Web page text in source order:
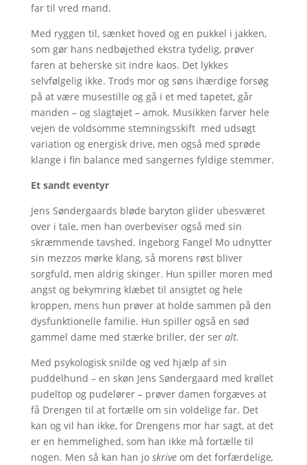
far til vred mand.
Med ryggen til, sænket hoved og en pukkel i jakken,
som gør hans nedbøjethed ekstra tydelig, prøver
faren at beherske sit indre kaos. Det lykkes
selvfølgelig ikke. Trods mor og søns ihærdige forsøg
på at være musestille og gå i et med tapetet, går
manden – og slagtøjet – amok. Musikken farver hele
vejen de voldsomme stemningsskift med udsøgt
variation og energisk drive, men også med sprøde
klange i fin balance med sangernes fyldige stemmer.
Et sandt eventyr
Jens Søndergaards bløde baryton glider ubesværet
over i tale, men han overbeviser også med sin
skræmmende tavshed. Ingeborg Fangel Mo udnytter
sin mezzos mørke klang, så morens røst bliver
sorgfuld, men aldrig skinger. Hun spiller moren med
angst og bekymring klæbet til ansigtet og hele
kroppen, mens hun prøver at holde sammen på den
dysfunktionelle familie. Hun spiller også en sød
gammel dame med stærke briller, der ser alt.
Med psykologisk snilde og ved hjælp af sin
puddelhund – en skøn Jens Søndergaard med krøllet
pudeltop og pudelører – prøver damen forgæves at
få Drengen til at fortælle om sin voldelige far. Det
kan og vil han ikke, for Drengens mor har sagt, at det
er en hemmelighed, som han ikke må fortælle til
nogen. Men så kan han jo skrive om det forfærdelige,